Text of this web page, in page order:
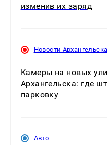
изменив их заряд
Новости Архангельска
Камеры на новых
Архангельска: где
парковку
Авто